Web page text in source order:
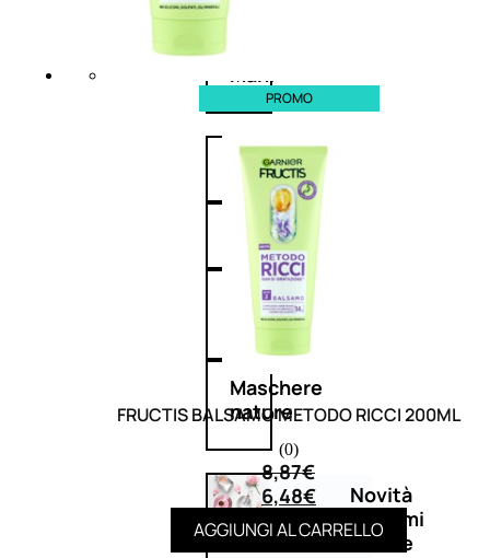
Corpo
Mani
Bagno
Detergenza
Trattamenti
viso
Maschere
nature
Novità
profumi
nature
PROMO
FRUCTIS BALSAMO METODO RICCI 200ML
(0)
8,87€
6,48€
AGGIUNGI AL CARRELLO